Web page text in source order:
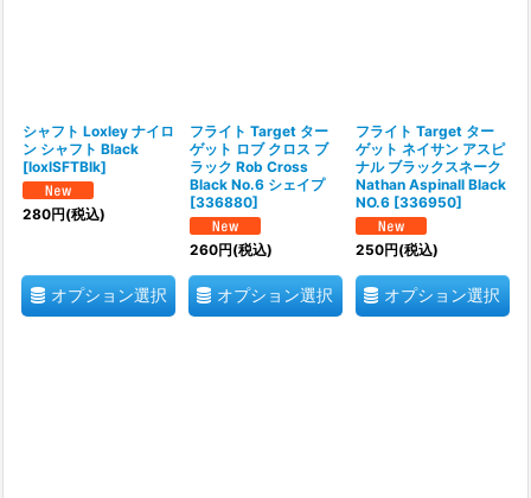
シャフト Loxley ナイロ
ン シャフト Black
[loxlSFTBlk]
280円(税込)
オプション選択
フライト Target ター
ゲット ロブ クロス ブ
ラック Rob Cross
Black No.6 シェイプ
[336880]
260円(税込)
オプション選択
フライト Target ター
ゲット ネイサン アスピ
ナル ブラックスネーク
Nathan Aspinall Black
NO.6 [336950]
250円(税込)
オプション選択